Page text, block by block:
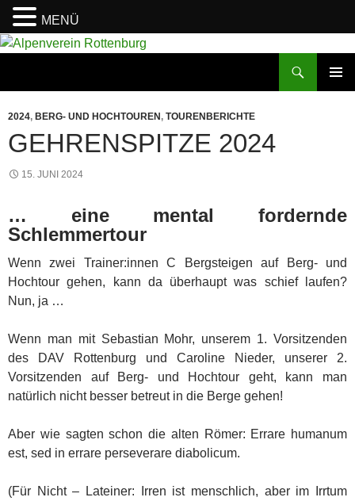
Zum
2024, BERG- UND HOCHTOUREN, TOURENBERICHTE
GEHRENSPITZE 2024
15. JUNI 2024
… eine mental fordernde
Schlemmertour
Wenn zwei Trainer:innen C Bergsteigen auf Berg- und
Hochtour gehen, kann da überhaupt was schief laufen?
Nun, ja …
Wenn man mit Sebastian Mohr, unserem 1. Vorsitzenden
des DAV Rottenburg und Caroline Nieder, unserer 2.
Vorsitzenden auf Berg- und Hochtour geht, kann man
natürlich nicht besser betreut in die Berge gehen!
Aber wie sagten schon die alten Römer: Errare humanum
est, sed in errare perseverare diabolicum.
(Für Nicht – Lateiner: Irren ist menschlich, aber im Irrtum
MENÜ